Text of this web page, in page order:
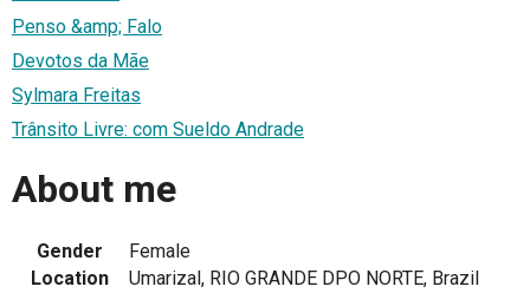
Penso &amp; Falo
Devotos da Mãe
Sylmara Freitas
Trânsito Livre: com Sueldo Andrade
About me
Gender
Female
Location
Umarizal, RIO GRANDE DPO NORTE, Brazil